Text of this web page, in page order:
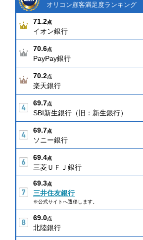
オリコン顧客満足度ランキング
71.2点
イオン銀行
70.6点
PayPay銀行
70.2点
楽天銀行
69.7点
SBI新生銀行（旧：新生銀行）
69.7点
ソニー銀行
69.4点
三菱ＵＦＪ銀行
69.3点
三井住友銀行
※公式サイトへ遷移します。
69.0点
北陸銀行